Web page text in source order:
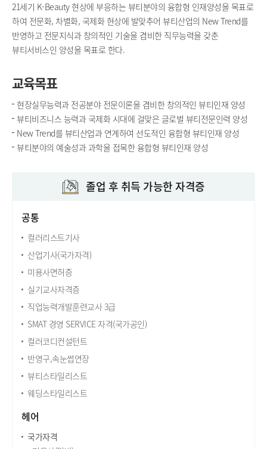
21세기 K-Beauty 현상에 부응하는 뷰티분야의 융합형 인재양성을 목표로
하여 전문화, 차별화, 국제화 현상에 발맞추어 뷰티산업의 New Trend를
반영하고 전문지식과 창의적인 기술을 겸비한 직무능력을 갖춘
뷰티서비스인 양성을 목표로 한다.
교육목표
현장실무능력과 전공분야 전문이론을 겸비한 창의적인 뷰티인재 양성
뷰티비즈니스 능력과 국제화 시대에 걸맞은 글로벌 뷰티전문인력 양성
New Trend를 뷰티산업과 연계하여 선도적인 융합형 뷰티인재 양성
뷰티분야의 예술성과 과학을 접목한 융합형 뷰티인재 양성
졸업 후 취득 가능한 자격증
공통
컬러리스트기사
산업기사(국가자격)
미용사면허증
실기교사자격증
직업능력개발훈련교사 3급
SMAT 경영 SERVICE 자격(국가공인)
컬러코디컨설턴트
반영구,속눈썹연장
뷰티스타일리스트
웨딩스타일리스트
헤어
국가자격